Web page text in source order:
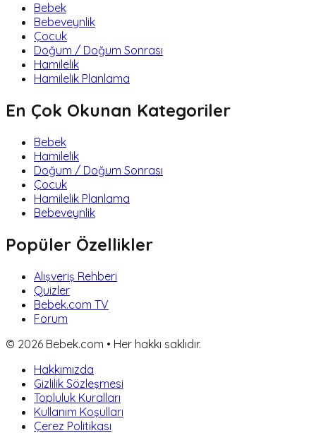
Bebek
Bebeveynlik
Çocuk
Doğum / Doğum Sonrası
Hamilelik
Hamilelik Planlama
En Çok Okunan Kategoriler
Bebek
Hamilelik
Doğum / Doğum Sonrası
Çocuk
Hamilelik Planlama
Bebeveynlik
Popüler Özellikler
Alışveriş Rehberi
Quizler
Bebek.com TV
Forum
© 2026 Bebek.com • Her hakkı saklıdır.
Hakkımızda
Gizlilik Sözleşmesi
Topluluk Kuralları
Kullanım Koşulları
Çerez Politikası